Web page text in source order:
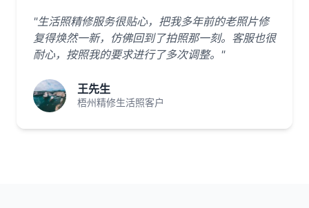
"生活照精修服务很贴心，把我多年前的老照片修
复得焕然一新，仿佛回到了拍照那一刻。客服也很
耐心，按照我的要求进行了多次调整。"
王先生
梧州精修生活照客户